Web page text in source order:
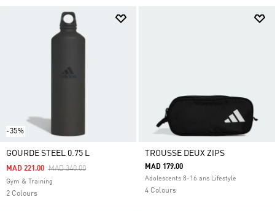
-35%
GOURDE STEEL 0.75 L
Price Reduced From
MAD 340.00To
MAD 221.00
Gym & Training
2 Colours
TROUSSE DEUX ZIPS
MAD 179.00
Adolescents 8-16 ans Lifestyle
4 Colours